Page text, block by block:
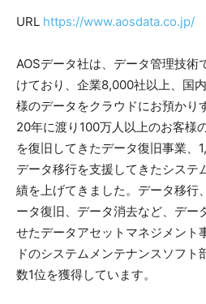
URL https://www.aosdata.co.jp/
AOSデータ社は、データ管理技術
けており、企業8,000社以上、国
様のデータをクラウドにお預かり
20年に渡り100万人以上のお客様
を復旧してきたデータ復旧事業、
データ移行を支援してきたシステ
績を上げてきました。データ移行
ータ復旧、データ消去など、デー
せたデータアセットマネジメント
ドのシステムメンテナンスソフト
数1位を獲得しています。